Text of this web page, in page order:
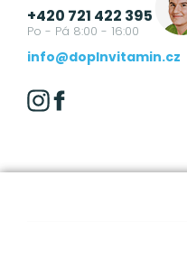
+420 721 422 395
Po - Pá 8:00 - 16:00
info@doplnvitamin.cz